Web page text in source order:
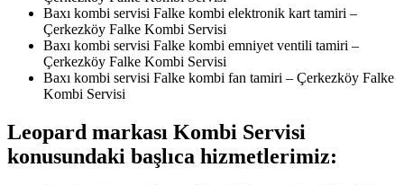
Baxı kombi servisi Falke kombi elektronik kart tamiri –
Çerkezköy Falke Kombi Servisi
Baxı kombi servisi Falke kombi emniyet ventili tamiri –
Çerkezköy Falke Kombi Servisi
Baxı kombi servisi Falke kombi fan tamiri – Çerkezköy Falke
Kombi Servisi
Leopard markası Kombi Servisi
konusundaki başlıca hizmetlerimiz: